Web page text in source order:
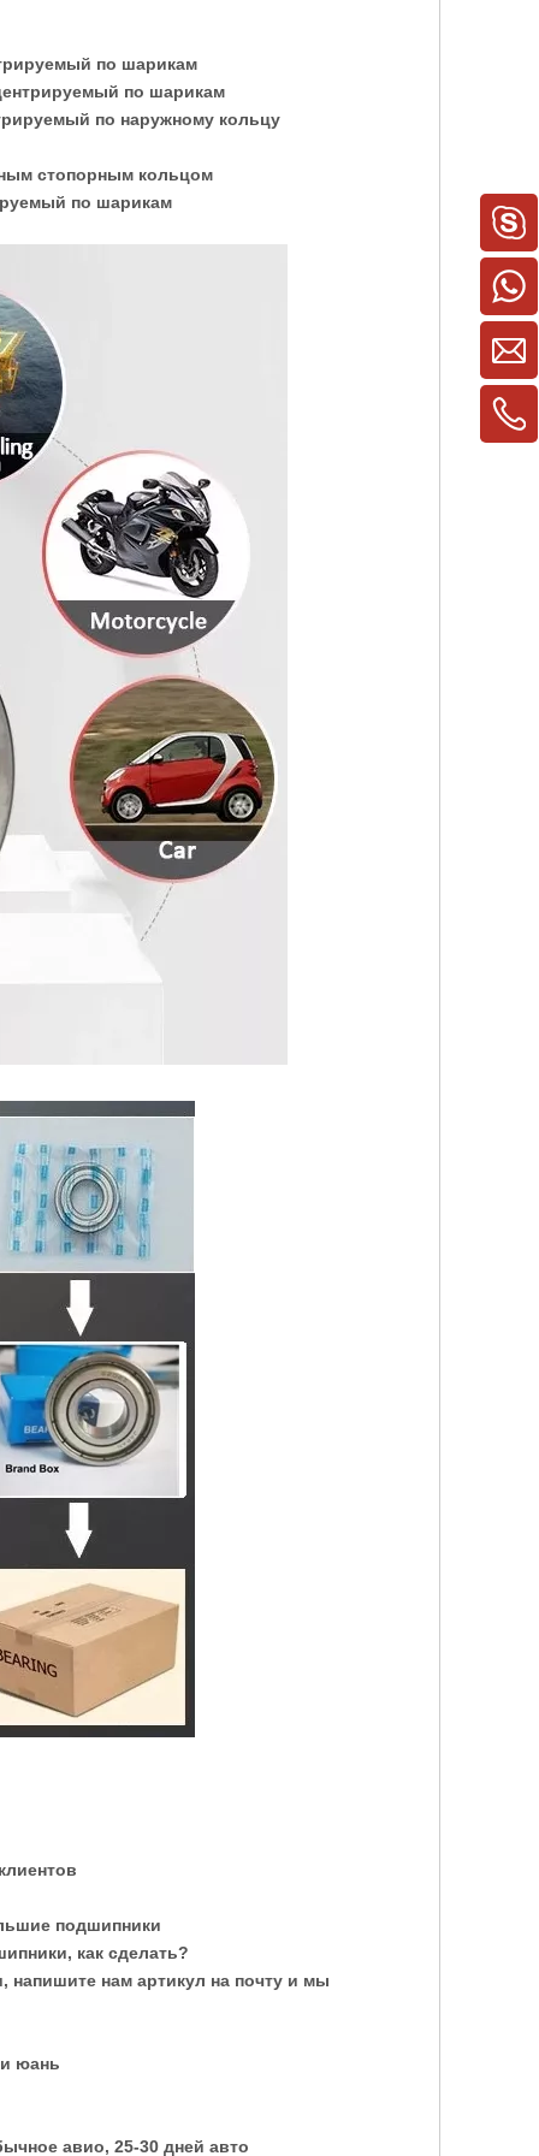
по шарикам
по шарикам
по наруж­ному кольцу
стопорным кольцом
по шарикам
подшипники
как сделать?
нам артикул на почту и мы
юань
авио, 25-30 дней авто